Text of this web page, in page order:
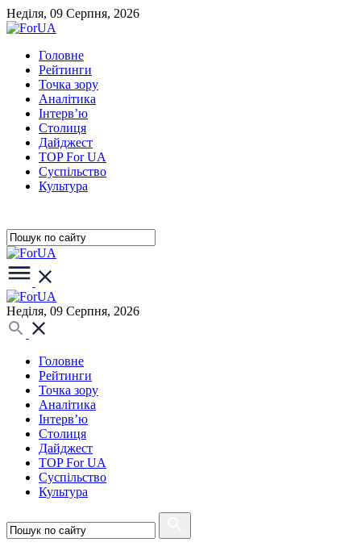
Неділя, 09 Серпня, 2026
Головне
Рейтинги
Точка зору
Аналітика
Інтерв’ю
Столиця
Дайджест
TOP For UA
Суспiльство
Культура
Неділя, 09 Серпня, 2026
Головне
Рейтинги
Точка зору
Аналітика
Інтерв’ю
Столиця
Дайджест
TOP For UA
Суспiльство
Культура